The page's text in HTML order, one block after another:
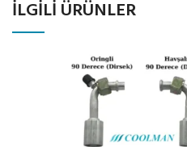
İLGILI ÜRÜNLER